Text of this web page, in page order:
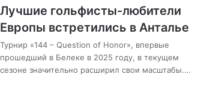
Лучшие гольфисты-любители
Европы встретились в Анталье
Турнир «144 – Question of Honor», впервые
прошедший в Белеке в 2025 году, в текущем
сезоне значительно расширил свои масштабы.…